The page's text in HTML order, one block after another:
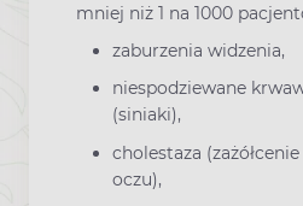
mniej niż 1 na 1000
zaburzenia widzenia,
niespodziewane
(siniaki),
cholestaza
oczu),